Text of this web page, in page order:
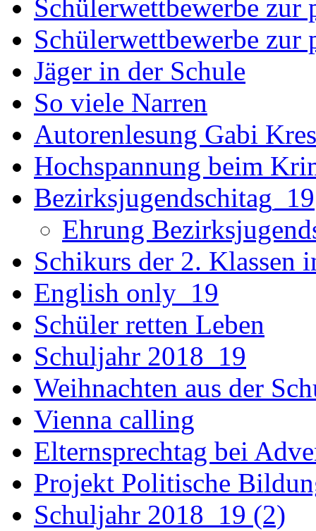
Schülerwettbewerbe
Schülerwettbewerbe
Jäger in der Schule
So viele Narren
Autorenlesung Gabi
Hochspannung beim
Bezirksjugendschitag_19
Ehrung
Schikurs der 2. Klassen
English only_19
Schüler retten Leben
Schuljahr 2018_19
Weihnachten aus der
Vienna calling
Elternsprechtag bei
Projekt Politische
Schuljahr 2018_19 (2)